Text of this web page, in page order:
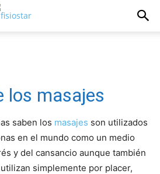
los masajes
saben los masajes son utilizados
en el mundo como un medio
y del cansancio aunque también
simplemente por placer,